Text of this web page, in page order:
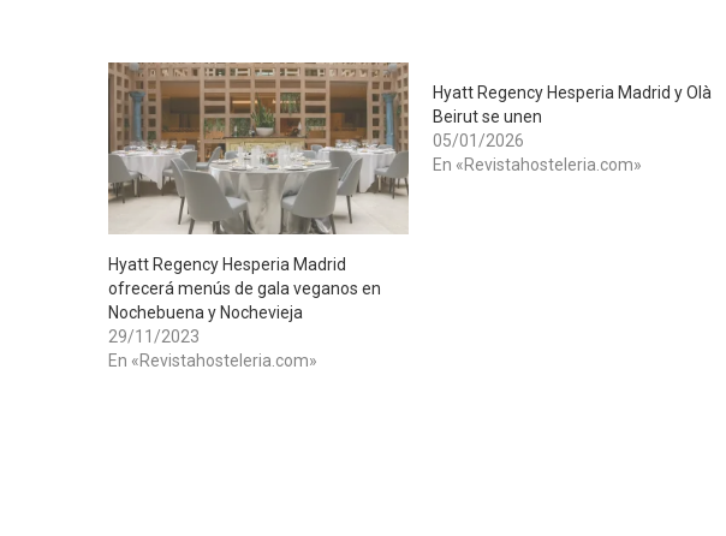
Hyatt Regency Hesperia Madrid
ofrecerá menús de gala veganos en
Nochebuena y Nochevieja
29/11/2023
En «Revistahosteleria.com»
Hyatt Regency Hesperia Madrid y Olà
Beirut se unen
05/01/2026
En «Revistahosteleria.com»